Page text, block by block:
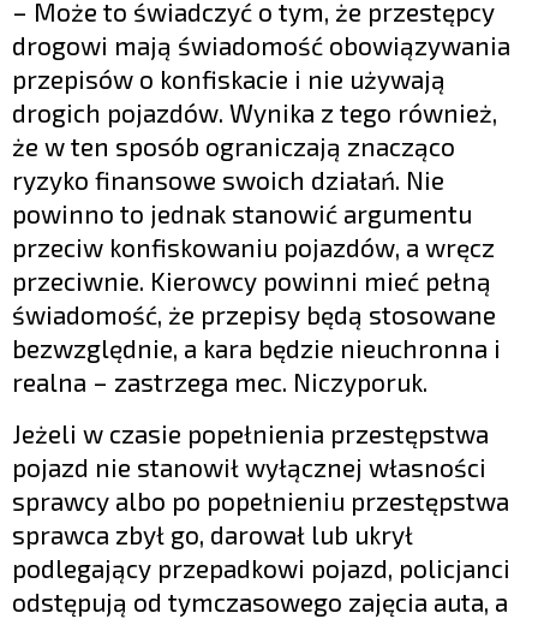
– Może to świadczyć o tym, że przestępcy
drogowi mają świadomość obowiązywania
przepisów o konfiskacie i nie używają
drogich pojazdów. Wynika z tego również,
że w ten sposób ograniczają znacząco
ryzyko finansowe swoich działań. Nie
powinno to jednak stanowić argumentu
przeciw konfiskowaniu pojazdów, a wręcz
przeciwnie. Kierowcy powinni mieć pełną
świadomość, że przepisy będą stosowane
bezwzględnie, a kara będzie nieuchronna i
realna – zastrzega mec. Niczyporuk.
Jeżeli w czasie popełnienia przestępstwa
pojazd nie stanowił wyłącznej własności
sprawcy albo po popełnieniu przestępstwa
sprawca zbył go, darował lub ukrył
podlegający przepadkowi pojazd, policjanci
odstępują od tymczasowego zajęcia auta, a